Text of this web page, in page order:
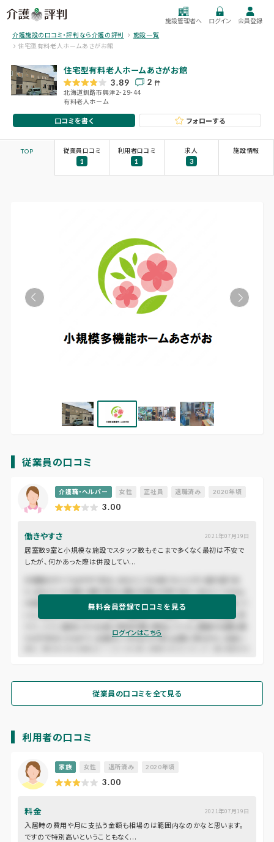
施設管理者へ ログイン
会員登録
介護施設の口コミ・評判なら介護の評判
施設一覧
住宅型有料老人ホームあさがお館
住宅型有料老人ホームあさがお館
3.89
2 件
北海道釧路市興津2-29-44
有料老人ホーム
口コミを書く フォローする
TOP 従業員口コミ
1
利用者口コミ
1
求人
3
施設情報
従業員の口コミ
介護職・ヘルパー 女性 正社員 退職済み 2020年頃
3.00
働きやすさ 2021年07月19日
居室数9室と小規模な施設でスタッフ数もそこまで多くなく最初は不安で
したが、何かあった際は併設してい...
無料会員登録で口コミを見る
ログインはこちら
の尾をめぐる谷の入り口である。一筋の街道はこの深い森林地帯を貫いて
たびか改まったもので、古道はいつのまにか深い山間に埋もれた。名高い
従業員の口コミを全て見る
利用者の口コミ
家族 女性 退所済み 2020年頃
3.00
料金 2021年07月19日
入居時の費用や月に支払う金額も相場のは範囲内なのかなと思います。
ですので特別高いということもなく...